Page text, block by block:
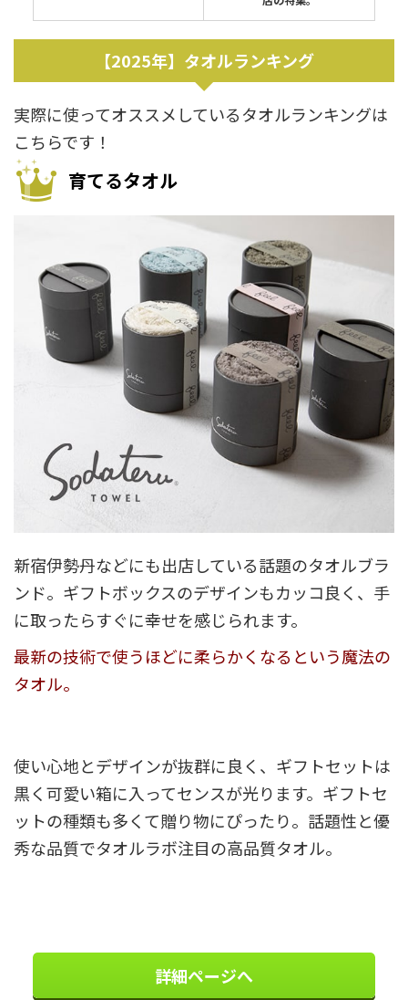
【2025年】タオルランキング
実際に使ってオススメしているタオルランキングは
こちらです！
育てるタオル
新宿伊勢丹などにも出店している話題のタオルブラ
ンド。ギフトボックスのデザインもカッコ良く、手
に取ったらすぐに幸せを感じられます。
最新の技術で使うほどに柔らかくなるという魔法の
タオル。
使い心地とデザインが抜群に良く、ギフトセットは
黒く可愛い箱に入ってセンスが光ります。ギフトセ
ットの種類も多くて贈り物にぴったり。話題性と優
秀な品質でタオルラボ注目の高品質タオル。
詳細ページへ